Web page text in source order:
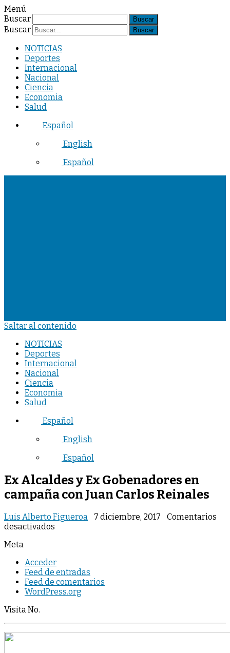
Menú
Buscar
Buscar
NOTICIAS
Deportes
Internacional
Nacional
Ciencia
Economia
Salud
Español
English
Español
Saltar al contenido
NOTICIAS
Deportes
Internacional
Nacional
Ciencia
Economia
Salud
Español
English
Español
Ex Alcaldes y Ex Gobenadores en
campaña con Juan Carlos Reinales
Luis Alberto Figueroa 7 diciembre, 2017
Comentarios
desactivados
Ex
Gobenadores
en
campaña
Carlos
Reinales
Meta
Acceder
Feed de entradas
Feed de comentarios
WordPress.org
Visita No.